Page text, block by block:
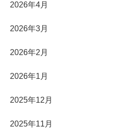
2026年4月
2026年3月
2026年2月
2026年1月
2025年12月
2025年11月